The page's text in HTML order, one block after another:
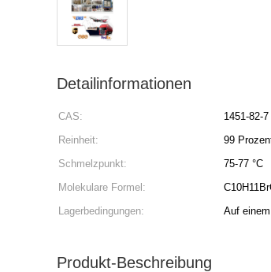
Detailinformationen
CAS: 1451-82-7
Reinheit:
99
Schmelzpunkt:
75-77 °C
Molekulare Formel:
Lagerbedingungen:
Auf
Produkt-Beschreibung